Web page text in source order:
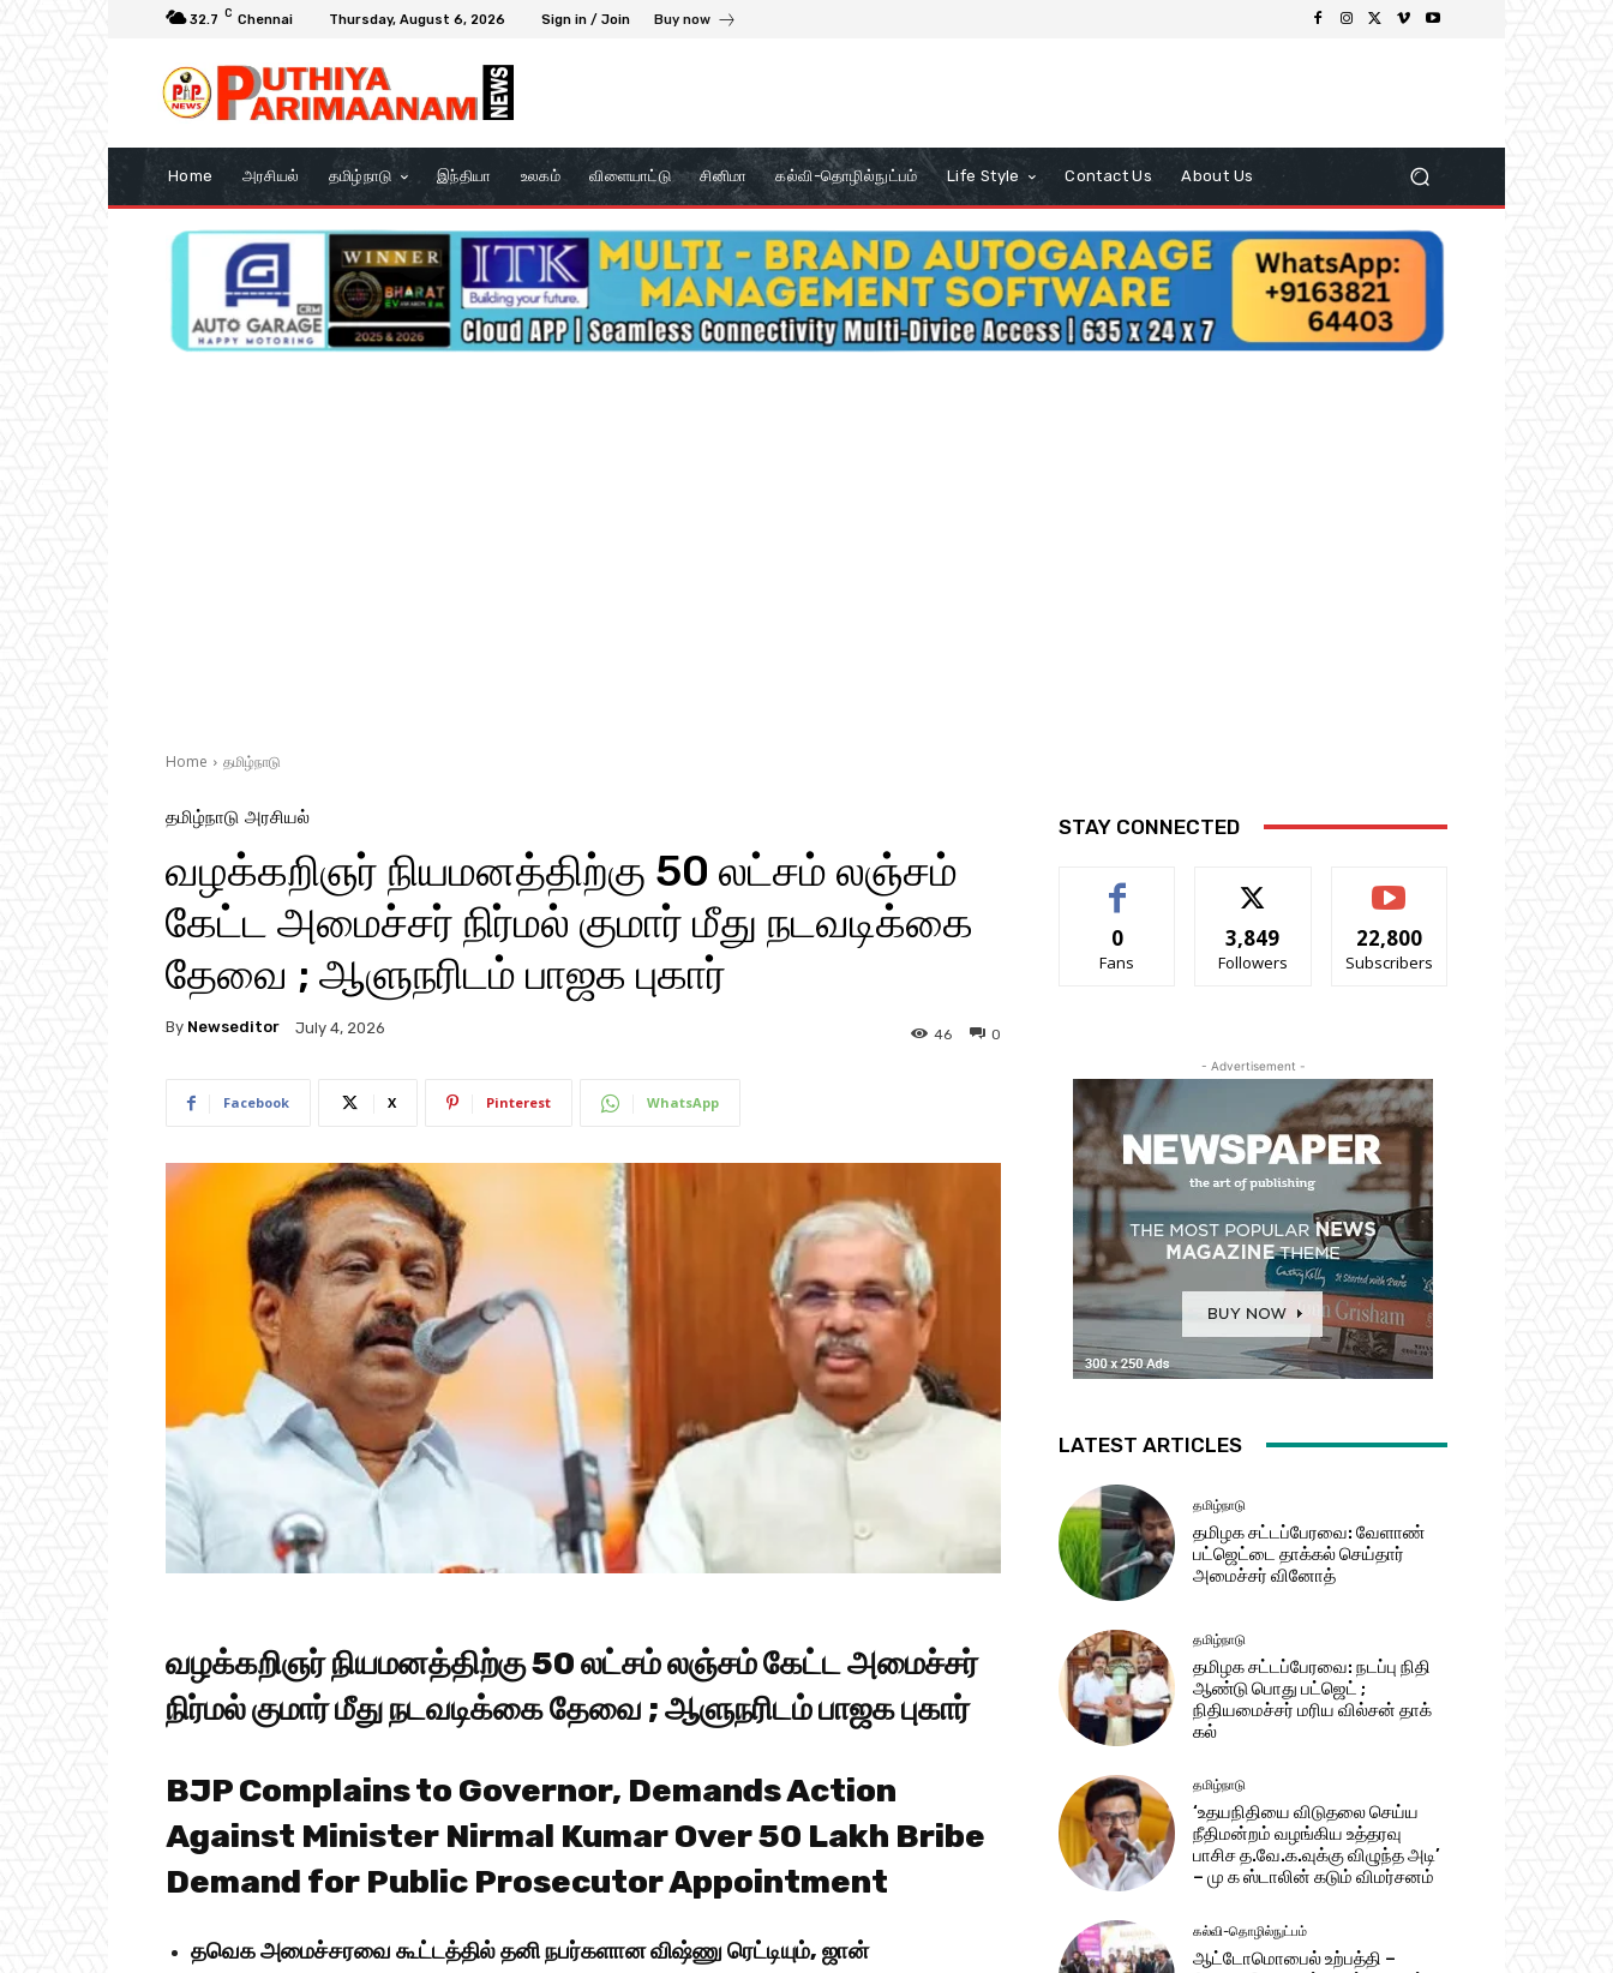
32.7 C Chennai Thursday, August 6, 2026 Sign in / Join Buy now
Home அரசியல் தமிழ்நாடு இந்தியா உலகம் விளையாட்டு சினிமா கல்வி-தொழில்நுட்பம் Life Style Contact Us About Us
Home தமிழ்நாடு
தமிழ்நாடு அரசியல்
வழக்கறிஞர் நியமனத்திற்கு 50 லட்சம் லஞ்சம்
கேட்ட அமைச்சர் நிர்மல் குமார் மீது நடவடிக்கை
தேவை ; ஆளுநரிடம் பாஜக புகார்
By Newseditor July 4, 2026 0
46
Facebook X Pinterest WhatsApp
வழக்கறிஞர் நியமனத்திற்கு 50 லட்சம் லஞ்சம் கேட்ட அமைச்சர்
நிர்மல் குமார் மீது நடவடிக்கை தேவை ; ஆளுநரிடம் பாஜக புகார்
BJP Complains to Governor, Demands Action
Against Minister Nirmal Kumar Over ₹50 Lakh Bribe
Demand for Public Prosecutor Appointment
தவெக அமைச்சரவை கூட்டத்தில் தனி நபர்களான விஷ்ணு ரெட்டியும், ஜான்
STAY CONNECTED
0
Fans
3,849
Followers
22,800
Subscribers
- Advertisement -
LATEST ARTICLES
தமிழ்நாடு
தமிழக சட்​டப்​பேர​வை: வேளாண்
பட்​ஜெட்டை தாக்கல் செய்தார்
அமைச்சர் வினோத்
தமிழ்நாடு
தமிழக சட்டப்பேரவை: நடப்பு நிதி
ஆண்​டு பொது பட்ஜெட் ;
நிதியமைச்சர் மரிய வில்சன் தாக்​
கல்
தமிழ்நாடு
‘உதயநிதியை விடுதலை செய்ய
நீதிமன்றம் வழங்கிய உத்தரவு
பாசிச த.வே.க.வுக்கு விழுந்த அடி’
– மு க ஸ்டாலின் கடும் விமர்சனம்
கல்வி-தொழில்நுட்பம்
ஆட்டோமொபைல் உற்பத்தி –